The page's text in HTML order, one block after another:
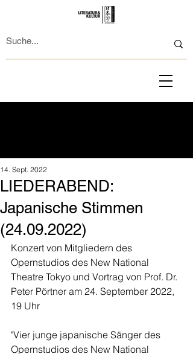
LIEDERABEND:
Japanische Stimmen
(24.09.2022)
14. Sept. 2022
Konzert von Mitgliedern des
Opernstudios des New National
Theatre Tokyo und Vortrag von Prof. Dr.
Peter Pörtner am 24. September 2022,
19 Uhr
"Vier junge japanische Sänger des
Opernstudios des New National